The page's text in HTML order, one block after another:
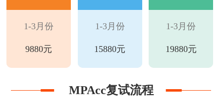
1-3月份
9880元
1-3月份
15880元
1-3月份
19880元
MPAcc复试流程